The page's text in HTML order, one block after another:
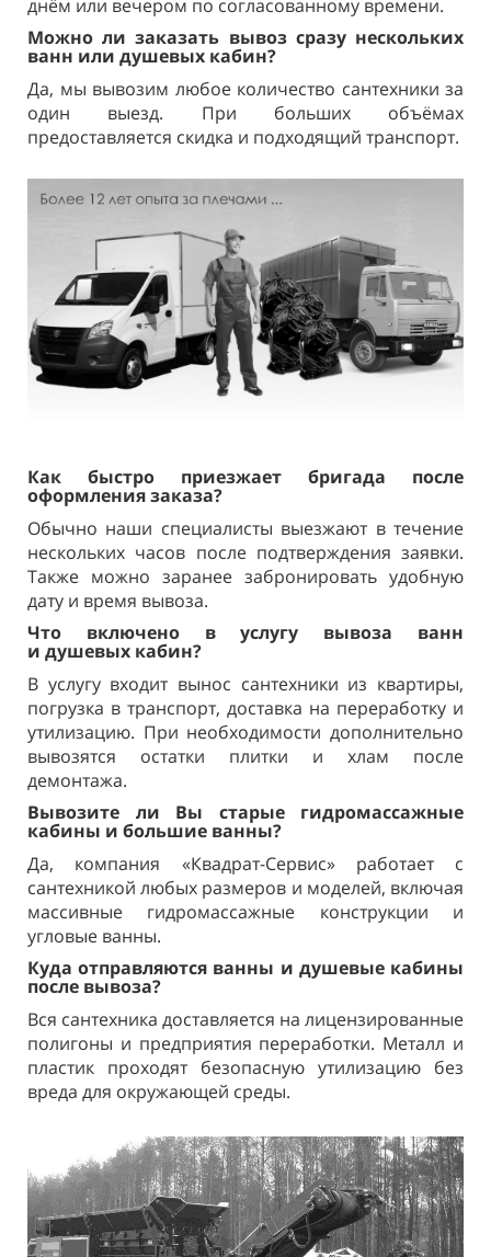
днём или вечером по согласованному времени.
Можно ли заказать вывоз сразу нескольких
ванн или душевых кабин?
Да, мы вывозим любое количество сантехники за
один выезд. При больших объёмах
предоставляется скидка и подходящий транспорт.
Как быстро приезжает бригада после
оформления заказа?
Обычно наши специалисты выезжают в течение
нескольких часов после подтверждения заявки.
Также можно заранее забронировать удобную
дату и время вывоза.
Что включено в услугу вывоза ванн
и душевых кабин?
В услугу входит вынос сантехники из квартиры,
погрузка в транспорт, доставка на переработку и
утилизацию. При необходимости дополнительно
вывозятся остатки плитки и хлам после
демонтажа.
Вывозите ли Вы старые гидромассажные
кабины и большие ванны?
Да, компания «Квадрат-Сервис» работает с
сантехникой любых размеров и моделей, включая
массивные гидромассажные конструкции и
угловые ванны.
Куда отправляются ванны и душевые кабины
после вывоза?
Вся сантехника доставляется на лицензированные
полигоны и предприятия переработки. Металл и
пластик проходят безопасную утилизацию без
вреда для окружающей среды.